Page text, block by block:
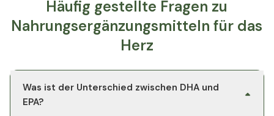
Häufig gestellte Fragen zu
Nahrungsergänzungsmitteln für das
Herz
Was ist der Unterschied zwischen DHA und
EPA?